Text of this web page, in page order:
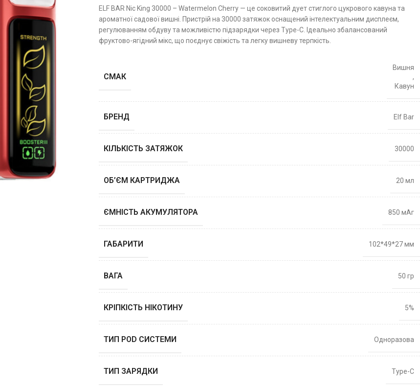
ELF BAR Nic King 30000 – Watermelon Cherry — це соковитий дует стиглого цукрового кавуна та
ароматної садової вишні. Пристрій на 30000 затяжок оснащений інтелектуальним дисплеєм,
регулюванням обдуву та можливістю підзарядки через Type-C. Ідеально збалансований
фруктово-ягідний мікс, що поєднує свіжість та легку вишневу терпкість.
СМАК
Вишня
,
Кавун
БРЕНД Elf Bar
КІЛЬКІСТЬ ЗАТЯЖОК 30000
ОБ’ЄМ КАРТРИДЖА 20 мл
ЄМНІСТЬ АКУМУЛЯТОРА 850 мАг
ГАБАРИТИ 102*49*27 мм
ВАГА 50 гр
КРІПКІСТЬ НІКОТИНУ 5%
ТИП POD СИСТЕМИ Одноразова
ТИП ЗАРЯДКИ Type-C